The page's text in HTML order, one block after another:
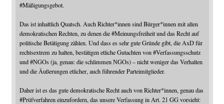
#Mäßigungsgebot.
Das ist inhaltlich Quatsch. Auch Richter*innen sind Bürger*innen mit allen
demokratischen Rechten, zu denen die#Meinungsfreiheitund das Recht auf
politische Betätigung zählen. Und dass es sehr gute Gründe gibt, die AxD für
rechtsextrem zu halten, bestätigen etliche Gutachten von#Verfassungsschutz
und#NGOs(ja, genau: die schlimmen NGOs) – nicht weniger das Verhalten
und die Äußerungen etlicher, auch führender Parteimitglieder.
Daher ist es das gute demokratische Recht auch von Richter*innen, genau das
#Prüfverfahreneinzufordern, das unsere Verfassung in Art. 21 GG vorsieht: